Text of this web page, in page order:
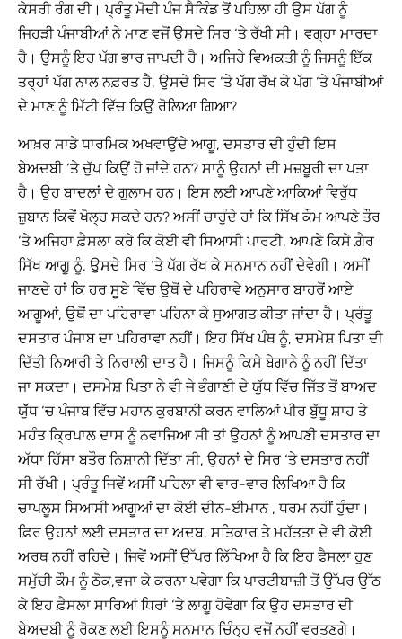
ਕੇਸਰੀ ਰੰਗ ਦੀ। ਪ੍ਰੰਤੂ ਮੋਦੀ ਪੰਜ ਸੈਕਿੰਡ ਤੋਂ ਪਹਿਲਾ ਹੀ ਉਸ ਪੱਗ ਨੂੰ
ਜਿਹੜੀ ਪੰਜਾਬੀਆਂ ਨੇ ਮਾਣ ਵਜੋਂ ਉਸਦੇ ਸਿਰ ‘ਤੇ ਰੱਖੀ ਸੀ। ਵਗ੍ਹਾ ਮਾਰਦਾ
ਹੈ। ਉਸਨੂੰ ਇਹ ਪੱਗ ਭਾਰ ਜਾਪਦੀ ਹੈ। ਅਜਿਹੇ ਵਿਅਕਤੀ ਨੂੰ ਜਿਸਨੂੰ ਇੱਕ
ਤਰ੍ਹਾਂ ਪੱਗ ਨਾਲ ਨਫ਼ਰਤ ਹੈ, ਉਸਦੇ ਸਿਰ ‘ਤੇ ਪੱਗ ਰੱਖ ਕੇ ਪੱਗ ‘ਤੇ ਪੰਜਾਬੀਆਂ
ਦੇ ਮਾਣ ਨੂੰ ਮਿੱਟੀ ਵਿੱਚ ਕਿਉਂ ਰੋਲਿਆ ਗਿਆ?
ਆਖ਼ਰ ਸਾਡੇ ਧਾਰਮਿਕ ਅਖਵਾਉਂਦੇ ਆਗੂ, ਦਸਤਾਰ ਦੀ ਹੁੰਦੀ ਇਸ
ਬੇਅਦਬੀ ‘ਤੇ ਚੁੱਪ ਕਿਉਂ ਹੋ ਜਾਂਦੇ ਹਨ? ਸਾਨੂੰ ਉਹਨਾਂ ਦੀ ਮਜ਼ਬੂਰੀ ਦਾ ਪਤਾ
ਹੈ। ਉਹ ਬਾਦਲਾਂ ਦੇ ਗੁਲਾਮ ਹਨ। ਇਸ ਲਈ ਆਪਣੇ ਆਕਿਆਂ ਵਿਰੁੱਧ
ਜ਼ੁਬਾਨ ਕਿਵੇਂ ਖੋਲ੍ਹ ਸਕਦੇ ਹਨ? ਅਸੀਂ ਚਾਹੁੰਦੇ ਹਾਂ ਕਿ ਸਿੱਖ ਕੌਮ ਆਪਣੇ ਤੌਰ
‘ਤੇ ਅਜਿਹਾ ਫ਼ੈਸਲਾ ਕਰੇ ਕਿ ਕੋਈ ਵੀ ਸਿਆਸੀ ਪਾਰਟੀ, ਆਪਣੇ ਕਿਸੇ ਗ਼ੈਰ
ਸਿੱਖ ਆਗੂ ਨੂੰ, ਉਸਦੇ ਸਿਰ ‘ਤੇ ਪੱਗ ਰੱਖ ਕੇ ਸਨਮਾਨ ਨਹੀਂ ਦੇਵੇਗੀ। ਅਸੀਂ
ਜਾਣਦੇ ਹਾਂ ਕਿ ਹਰ ਸੂਬੇ ਵਿੱਚ ਉਥੋਂ ਦੇ ਪਹਿਰਾਵੇ ਅਨੁਸਾਰ ਬਾਹਰੋਂ ਆਏ
ਆਗੂਆਂ, ਉਥੋਂ ਦਾ ਪਹਿਰਾਵਾ ਪਹਿਨਾ ਕੇ ਸੁਆਗਤ ਕੀਤਾ ਜਾਂਦਾ ਹੈ। ਪ੍ਰੰਤੂ
ਦਸਤਾਰ ਪੰਜਾਬ ਦਾ ਪਹਿਰਾਵਾ ਨਹੀਂ। ਇਹ ਸਿੱਖ ਪੰਥ ਨੂੰ, ਦਸਮੇਸ਼ ਪਿਤਾ ਦੀ
ਦਿੱਤੀ ਨਿਆਰੀ ਤੇ ਨਿਰਾਲੀ ਦਾਤ ਹੈ। ਜਿਸਨੂੰ ਕਿਸੇ ਬੇਗਾਨੇ ਨੂੰ ਨਹੀਂ ਦਿੱਤਾ
ਜਾ ਸਕਦਾ। ਦਸਮੇਸ਼ ਪਿਤਾ ਨੇ ਵੀ ਜੇ ਭੰਗਾਣੀ ਦੇ ਯੁੱਧ ਵਿੱਚ ਜਿੱਤ ਤੋਂ ਬਾਅਦ
ਯੁੱੱਧ ‘ਚ ਪੰਜਾਬ ਵਿੱਚ ਮਹਾਨ ਕੁਰਬਾਨੀ ਕਰਨ ਵਾਲਿਆਂ ਪੀਰ ਬੁੱਧੂ ਸ਼ਾਹ ਤੇ
ਮਹੰਤ ਕ੍ਰਿਪਾਲ ਦਾਸ ਨੂੰ ਨਵਾਜਿਆ ਸੀ ਤਾਂ ਉਹਨਾਂ ਨੂੰ ਆਪਣੀ ਦਸਤਾਰ ਦਾ
ਅੱਧਾ ਹਿੱਸਾ ਬਤੌਰ ਨਿਸ਼ਾਨੀ ਦਿੱਤਾ ਸੀ, ਉਹਨਾਂ ਦੇ ਸਿਰ ‘ਤੇ ਦਸਤਾਰ ਨਹੀਂ
ਸੀ ਰੱਖੀ। ਪ੍ਰੰਤੂ ਜਿਵੇਂ ਅਸੀਂ ਪਹਿਲਾ ਵੀ ਵਾਰ-ਵਾਰ ਲਿਖਿਆ ਹੈ ਕਿ
ਚਾਪਲੂਸ ਸਿਆਸੀ ਆਗੂਆਂ ਦਾ ਕੋਈ ਦੀਨ-ਈਮਾਨ , ਧਰਮ ਨਹੀਂ ਹੁੰਦਾ।
ਫ਼ਿਰ ਉਹਨਾਂ ਲਈ ਦਸਤਾਰ ਦਾ ਅਦਬ, ਸਤਿਕਾਰ ਤੇ ਮਹੱਤਤਾ ਦੇ ਵੀ ਕੋਈ
ਅਰਥ ਨਹੀਂ ਰਹਿਦੇ। ਜਿਵੇਂ ਅਸੀਂ ਉੱਪਰ ਲਿੱਖਿਆ ਹੈ ਕਿ ਇਹ ਫੈਸਲਾ ਹੁਣ
ਸਮੁੱਚੀ ਕੌਮ ਨੂੰ ਠੋਕ,ਵਜਾ ਕੇ ਕਰਨਾ ਪਵੇਗਾ ਕਿ ਪਾਰਟੀਬਾਜ਼ੀ ਤੋਂ ਉੱਪਰ ਉੱਠ
ਕੇ ਇਹ ਫ਼ੈਸਲਾ ਸਾਰਿਆਂ ਧਿਰਾਂ ‘ਤੇ ਲਾਗੂ ਹੋਵੇਗਾ ਕਿ ਉਹ ਦਸਤਾਰ ਦੀ
ਬੇਅਦਬੀ ਨੂੰ ਰੋਕਣ ਲਈ ਇਸਨੂੰ ਸਨਮਾਨ ਚਿੰਨ੍ਹ ਵਜੋਂ ਨਹੀਂ ਵਰਤਣਗੇ।